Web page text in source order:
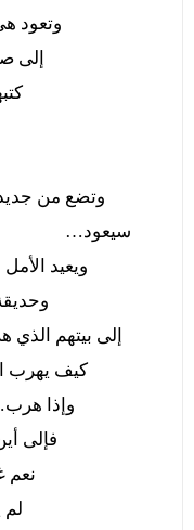
وتعود هي إلى
إلى
كتبها
أقلامها
هل يا ترى
وتضع من جديد
سيعود…
ويعيد الأمل إلى
وحديقة المنزل
إلى بيتهم الذي
كيف يهرب
وإذا
فإلى أين
نعم غادروه
لم يكن والدها